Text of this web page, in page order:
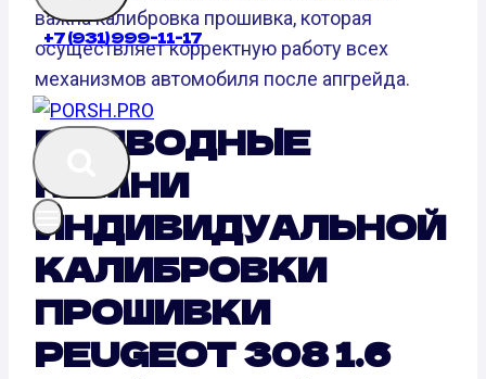
+7 (931) 999-11-17
важна калибровка прошивка, которая
осуществляет корректную работу всех
механизмов автомобиля после апгрейда.
ПОДВОДНЫЕ
КАМНИ
ИНДИВИДУАЛЬНОЙ
КАЛИБРОВКИ
ПРОШИВКИ
PEUGEOT 308 1.6